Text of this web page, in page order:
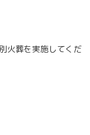
火葬を実施してくだ